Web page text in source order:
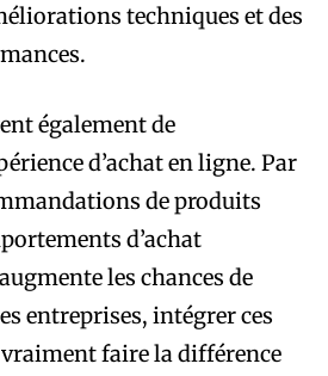
techniques et des
également de
d’achat en ligne. Par
de produits
d’achat
les chances de
entreprises, intégrer ces
faire la différence